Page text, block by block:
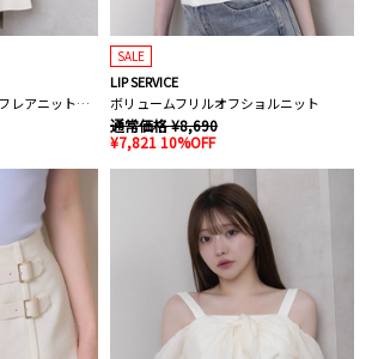
レーストップドッキングフレアニットワンピース
SALE
LIP SERVICE
ボリュームフリルオフショルニット
通常価格 ¥8,690
¥7,821 10%OFF